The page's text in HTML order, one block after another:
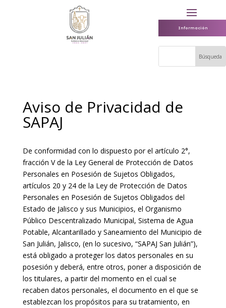
Información
Aviso de Privacidad de
SAPAJ
De conformidad con lo dispuesto por el artículo 2°,
fracción V de la Ley General de Protección de Datos
Personales en Posesión de Sujetos Obligados,
artículos 20 y 24 de la Ley de Protección de Datos
Personales en Posesión de Sujetos Obligados del
Estado de Jalisco y sus Municipios, el Organismo
Público Descentralizado Municipal, Sistema de Agua
Potable, Alcantarillado y Saneamiento del Municipio de
San Julián, Jalisco, (en lo sucesivo, “SAPAJ San Julián”),
está obligado a proteger los datos personales en su
posesión y deberá, entre otros, poner a disposición de
los titulares, a partir del momento en el cual se
recaben datos personales, el documento en el que se
establezcan los propósitos para su tratamiento, en